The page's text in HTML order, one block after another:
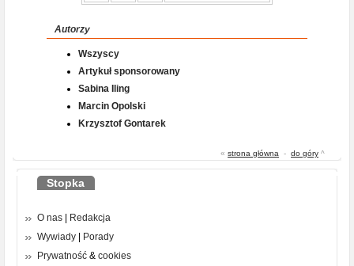
Autorzy
Wszyscy
Artykuł sponsorowany
Sabina Iling
Marcin Opolski
Krzysztof Gontarek
« strona główna - do góry ^
Stopka
O nas
Redakcja
Wywiady
Porady
Prywatność & cookies